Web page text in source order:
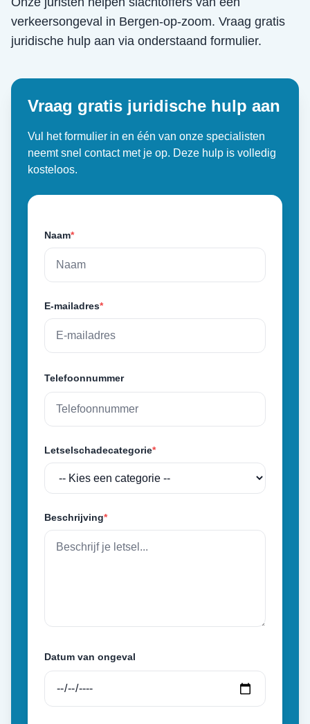
verkeersongeval in Bergen-op-zoom. Vraag gratis
juridische hulp aan via onderstaand formulier.
Vraag gratis juridische hulp aan
Vul het formulier in en één van onze specialisten
neemt snel contact met je op. Deze hulp is volledig
kosteloos.
Naam*
E-mailadres*
Telefoonnummer
Letselschadecategorie*
Beschrijving*
Datum van ongeval